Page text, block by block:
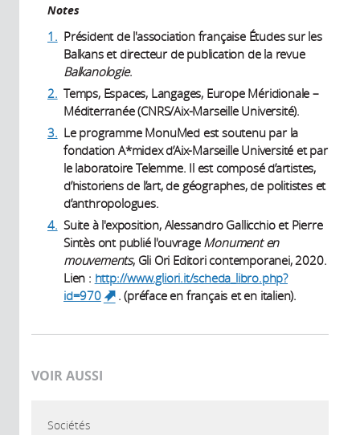
Notes
1. Président de l'association française Études sur les
Balkans et directeur de publication de la revue
Balkanologie.
2. Temps, Espaces, Langages, Europe Méridionale –
Méditerranée (CNRS/Aix-Marseille Université).
3. Le programme MonuMed est soutenu par la
fondation A*midex d’Aix-Marseille Université et par
le laboratoire Telemme. Il est composé d’artistes,
d’historiens de l’art, de géographes, de politistes et
d’anthropologues.
4. Suite à l'exposition, Alessandro Gallicchio et Pierre
Sintès ont publié l'ouvrage Monument en
mouvements, Gli Ori Editori contemporanei, 2020.
Lien : http://www.gliori.it/scheda_libro.php?
id=970
(link is external)
. (préface en français et en italien).
VOIR AUSSI
Sociétés